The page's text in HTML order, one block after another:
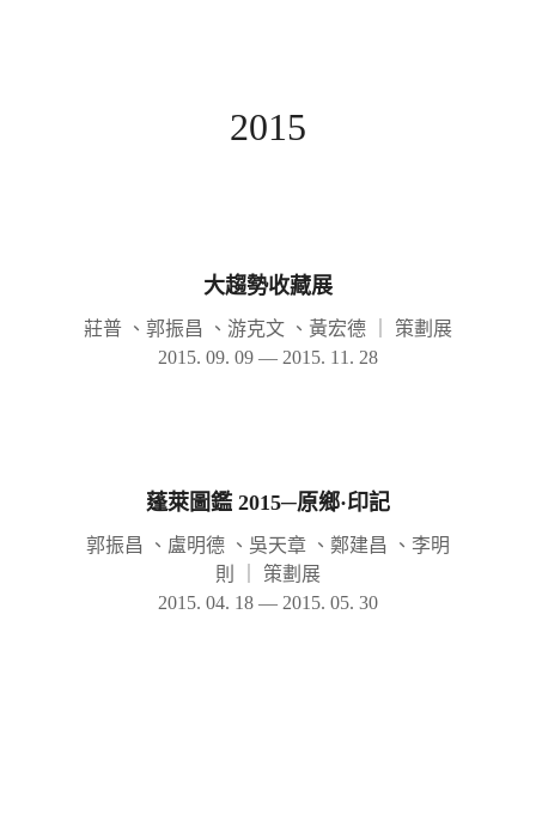
2015
大趨勢收藏展
莊普 、郭振昌 、游克文 、黃宏德
策劃展
2015. 09. 09 — 2015. 11. 28
蓬萊圖鑑 2015─原鄉·印記
郭振昌 、盧明德 、吳天章 、鄭建昌 、李明
則
策劃展
2015. 04. 18 — 2015. 05. 30